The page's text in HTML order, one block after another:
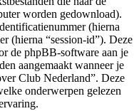
worden gedownload).
(hierna
(hierna “session-id”). Deze
de phpBB-software aan je
aangemaakt wanneer je
Club Nederland”. Deze
onderwerpen gelezen